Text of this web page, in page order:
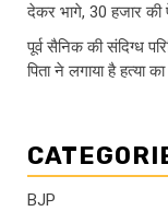
देकर भागे, 30 हजार
पूर्व सैनिक की संदिग्ध
पिता ने लगाया है हत्या
BJP